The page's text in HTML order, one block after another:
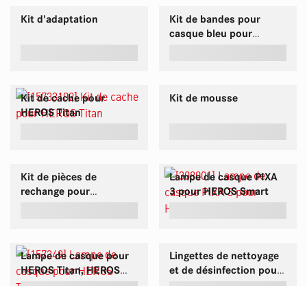
Kit d'adaptation
Kit de bandes pour
casque bleu pour
Kit de cache pour
HEROS Titan
Kit de mousse
Kit de pièces de
rechange pour
Lampe de casque PIXA
3 pour HEROS Smart
Lampe de casque pour
HEROS Titan, HEROS
Lingettes de nettoyage
et de désinfection pour